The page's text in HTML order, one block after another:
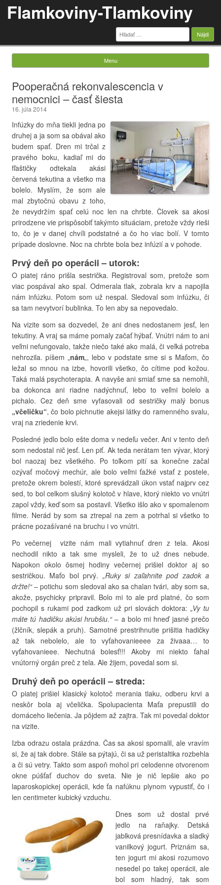
Flamkoviny-Tlamkoviny
Hľadať:
Menu
Pooperačná rekonvalescencia v
nemocnici – časť šiesta
16. júla 2014
Infúzky do mňa tiekli jedna po
druhej a ja som sa obával ako
budem spať. Dren mi trčal z
pravého boku, kadiaľ mi do
fľaštičky odtekala akási
červená tekutina a všetko ma
bolelo. Myslím, že som ale
mal zbytočnú obavu z toho,
že nevydržím spať celú noc len na chrbte. Človek sa akosi
prirodzene vie prispôsobiť takýmto situáciam, pretože vždy rieši
to, čo je v danej chvíli podstatné a čo ho viac bolí. V tomto
prípade doslovne. Noc na chrbte bola bez infúzií a v pohode.
Prvý deň po operácii– utorok:
O piatej ráno prišla sestrička. Registroval som, pretože som
viac pospával ako spal. Odmerala tlak, zobrala krv a napojila
nám infúzku. Potom som už nespal. Sledoval som infúzku, či
sa tam nevytvorí bublinka. To len aby sa nepovedalo.
Na vizite som sa dozvedel, že ani dnes nedostanem jesť, len
tekutiny. A vraj sa máme pomaly začať hýbať. Vnútri nám to ani
veľmi nefungovalo, takže niečo také ako malá, či veľká potreba
nehrozila. píšem „nám„, lebo v podstate sme si s Maťom, čo
ležal so mnou na izbe, hovorili všetko, čo cítime pod kožou.
Taká malá psychoterapia. A navyše ani smiať sme sa nemohli,
ba dokonca ani riadne nadýchnuť, lebo to veľmi bolelo a
pichalo. Cez deň sme vyfasovali od sestričky malý bonus
„včeličku“, čo bolo pichnutie akejsi látky do ramenného svalu,
vraj na zriedenie krvi.
Posledné jedlo bolo ešte doma v nedeľu večer. Ani v tento deň
som nedostal nič jesť. Len piť. Ak teda nerátam ten vývar, ktorý
bol naozaj bez všetkého. Po toľkom pití sa konečne začal
ozývať močový mechúr, ale bolo veľmi ťažké vstať z postele,
pretože okrem bolestí, ktoré sprevádzali úkon vstať najprv cez
sed, to bol celkom slušný kolotoč v hlave, ktorý niekto vo vnútri
zapol vždy, keď som sa postavil. Všetko išlo ako v spomalenom
filme. Nerád by som sa ztrepal na zem a potrhal si všetko to
prácne pozašívané na bruchu i vo vnútri.
Po večernej vizite nám mali vytiahnuť dren z tela. Akosi
nechodil nikto a tak sme mysleli, že to už dnes nebude.
Napokon okolo ôsmej hodiny večernej prišiel doktor aj so
sestričkou. Maťo bol prvý. „Ruky si zaľahnite pod zadok a
držte!“– potichu som sledoval ako sa chalan tvári, aby som sa,
akože, psychicky pripravil. Bolo mi to ale prd platné, čo som
pochopil s rukami pod zadkom už pri slovách doktora: „Vy tu
máte tú hadičku akúsi hrubšiu.“– a bolo mi hneď jasné prečo
(žlčník, slepák a pruh). Samotné prestrihnutie prišitia hadičky
až tak nebolelo, ale to vyťahovanieeee za živaaa… to
vyťahovanieee. Nechutná bolesť!!! Akoby mi niekto ťahal
vnútorný orgán preč z tela. Ale žijem, povedal som si.
Druhý deň po operácii– streda:
O piatej prišiel klasický kolotoč merania tlaku, odberu krvi a
neskôr bola aj včelička. Spolupacienta Maťa prepustili do
domáceho liečenia. Ja pôjdem až zajtra. Tak mi povedal doktor
na vizite.
Izba odrazu ostala prázdna. Čas sa akosi spomalil, ale vravím
si, že aj tak dobre. Stále sa pýtajú, či sa už peristaltika rozbehla
a či sú vetry. Takto som aspoň mohol pri celodenne otvorenom
okne púšťať duchov do sveta. Nie je nič lepšie ako po
laparoskopickej operácii, kde ťa nafúknu plynom vypustiť, čo i
len centimeter kubický vzduchu.
Dnes som už dostal prvé
jedlo na raňajky. Detská
jablková presnídavka a sladký
vanilkový jogurt. Priznám sa,
ten jogurt mi akosi rozumovo
nesedel po takej operácii, ale
bol som hladný, tak som